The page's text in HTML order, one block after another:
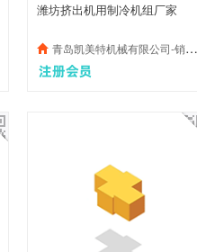
潍坊挤出机用制冷机组厂家
青岛凯美特机械有限公司-销售部